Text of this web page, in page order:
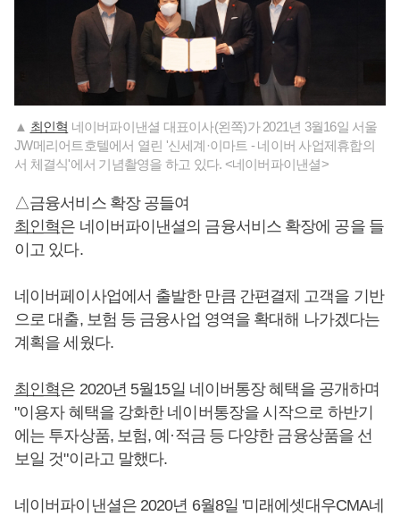
▲ 최인혁 네이버파이낸셜 대표이사(왼쪽)가 2021년 3월16일 서울
JW메리어트호텔에서 열린 '신세계·이마트 - 네이버 사업제휴합의
서 체결식'에서 기념촬영을 하고 있다. <네이버파이낸셜>
△금융서비스 확장 공들여
최인혁은 네이버파이낸셜의 금융서비스 확장에 공을 들
이고 있다.
네이버페이사업에서 출발한 만큼 간편결제 고객을 기반
으로 대출, 보험 등 금융사업 영역을 확대해 나가겠다는
계획을 세웠다.
최인혁은 2020년 5월15일 네이버통장 혜택을 공개하며
"이용자 혜택을 강화한 네이버통장을 시작으로 하반기
에는 투자상품, 보험, 예·적금 등 다양한 금융상품을 선
보일 것"이라고 말했다.
네이버파이낸셜은 2020년 6월8일 '미래에셋대우CMA네